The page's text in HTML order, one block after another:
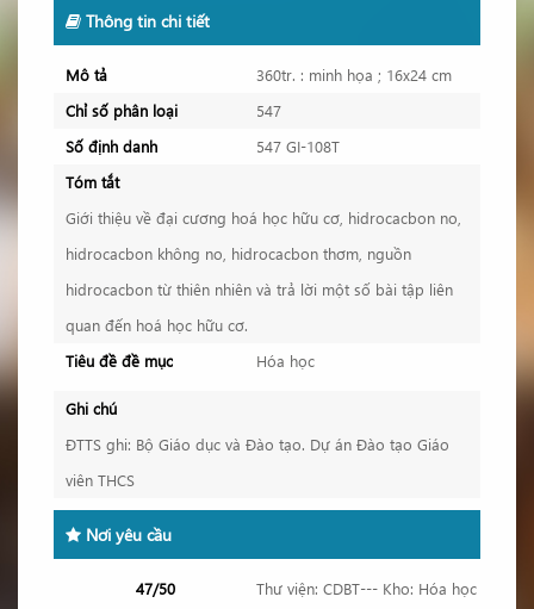
Thông tin chi tiết
Mô tả
360tr. : minh họa ; 16x24 cm
Chỉ số phân loại
547
Số định danh
547 GI-108T
Tóm tắt
Giới thiệu về đại cương hoá học hữu cơ, hidrocacbon no,
hidrocacbon không no, hidrocacbon thơm, nguồn
hidrocacbon từ thiên nhiên và trả lời một số bài tập liên
quan đến hoá học hữu cơ.
Tiêu đề đề mục
Hóa học
Ghi chú
ĐTTS ghi: Bộ Giáo dục và Đào tạo. Dự án Đào tạo Giáo
viên THCS
Nơi yêu cầu
47/50 Thư viện: CDBT--- Kho: Hóa học